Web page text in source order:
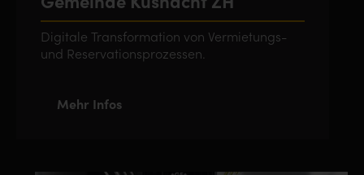
Gemeinde Küsnacht ZH
Digitale Transformation von Vermietungs-
und Reservationsprozessen.
Mehr Infos